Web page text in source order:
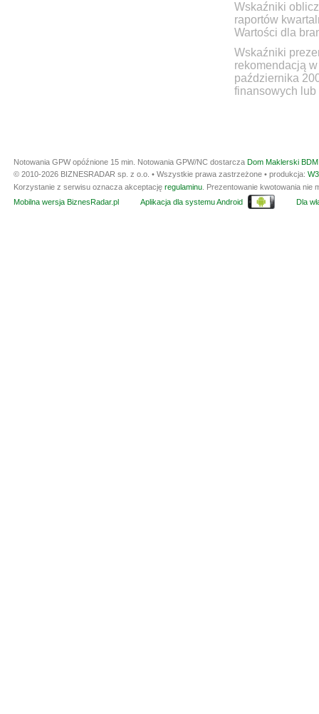
Wskaźniki
raportów
Wartości dla
Wskaźniki
rekomendacją
października
finansowych lub
Notowania GPW opóźnione 15 min. Notowania GPW/NC dostarcza Dom Maklerski
© 2010-2026 BIZNESRADAR sp. z o.o. • Wszystkie prawa zastrzeżone • produkcja:
Korzystanie z serwisu oznacza akceptację regulaminu . Prezentowanie kwotowania
Mobilna wersja BiznesRadar.pl
Aplikacja dla systemu Android Dla